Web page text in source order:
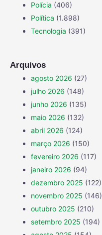
Polícia (406)
Política (1.898)
Tecnologia (391)
Arquivos
agosto 2026 (27)
julho 2026 (148)
junho 2026 (135)
maio 2026 (132)
abril 2026 (124)
março 2026 (150)
fevereiro 2026 (117)
janeiro 2026 (94)
dezembro 2025 (122)
novembro 2025 (146)
outubro 2025 (210)
setembro 2025 (194)